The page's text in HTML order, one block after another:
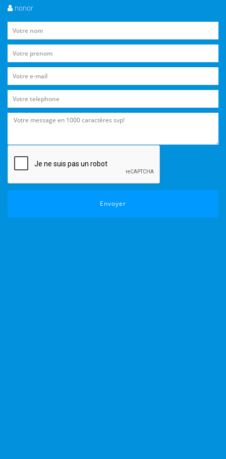
nonor
Envoyer